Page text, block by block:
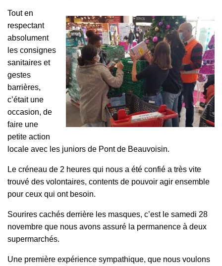
Tout en
respectant
absolument
les consignes
sanitaires et
gestes
barrières,
c’était une
occasion, de
faire une
petite action
locale avec les juniors de Pont de Beauvoisin.
Le créneau de 2 heures qui nous a été confié a très vite
trouvé des volontaires, contents de pouvoir agir ensemble
pour ceux qui ont besoin.
Sourires cachés derrière les masques, c’est le samedi 28
novembre que nous avons assuré la permanence à deux
supermarchés.
Une première expérience sympathique, que nous voulons